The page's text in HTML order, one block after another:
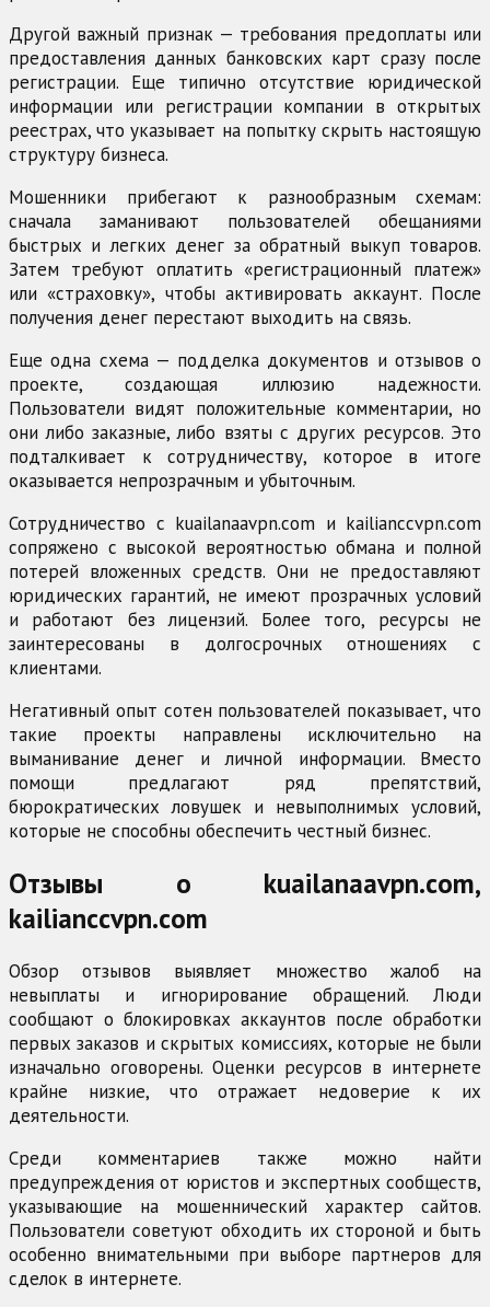
Другой важный признак — требования предоплаты или
предоставления данных банковских карт сразу после
регистрации. Еще типично отсутствие юридической
информации или регистрации компании в открытых
реестрах, что указывает на попытку скрыть настоящую
структуру бизнеса.
Мошенники прибегают к разнообразным схемам:
сначала заманивают пользователей обещаниями
быстрых и легких денег за обратный выкуп товаров.
Затем требуют оплатить «регистрационный платеж»
или «страховку», чтобы активировать аккаунт. После
получения денег перестают выходить на связь.
Еще одна схема — подделка документов и отзывов о
проекте, создающая иллюзию надежности.
Пользователи видят положительные комментарии, но
они либо заказные, либо взяты с других ресурсов. Это
подталкивает к сотрудничеству, которое в итоге
оказывается непрозрачным и убыточным.
Сотрудничество с kuailanaavpn.com и kailianccvpn.com
сопряжено с высокой вероятностью обмана и полной
потерей вложенных средств. Они не предоставляют
юридических гарантий, не имеют прозрачных условий
и работают без лицензий. Более того, ресурсы не
заинтересованы в долгосрочных отношениях с
клиентами.
Негативный опыт сотен пользователей показывает, что
такие проекты направлены исключительно на
выманивание денег и личной информации. Вместо
помощи предлагают ряд препятствий,
бюрократических ловушек и невыполнимых условий,
которые не способны обеспечить честный бизнес.
Отзывы о kuailanaavpn.com,
kailianccvpn.com
Обзор отзывов выявляет множество жалоб на
невыплаты и игнорирование обращений. Люди
сообщают о блокировках аккаунтов после обработки
первых заказов и скрытых комиссиях, которые не были
изначально оговорены. Оценки ресурсов в интернете
крайне низкие, что отражает недоверие к их
деятельности.
Среди комментариев также можно найти
предупреждения от юристов и экспертных сообществ,
указывающие на мошеннический характер сайтов.
Пользователи советуют обходить их стороной и быть
особенно внимательными при выборе партнеров для
сделок в интернете.